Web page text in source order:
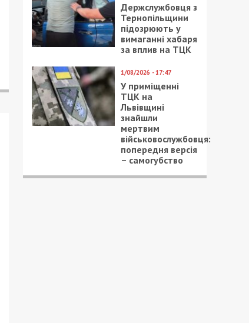
Держслужбовця з
Тернопільщини
підозрюють у
вимаганні хабаря
за вплив на ТЦК
1/08/2026 - 17:47
У приміщенні
ТЦК на
Львівщині
знайшли
мертвим
військовослужбовця:
попередня версія
– самогубство